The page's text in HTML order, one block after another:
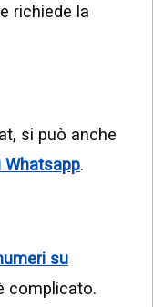
richiede la
si può anche
.
su
complicato.